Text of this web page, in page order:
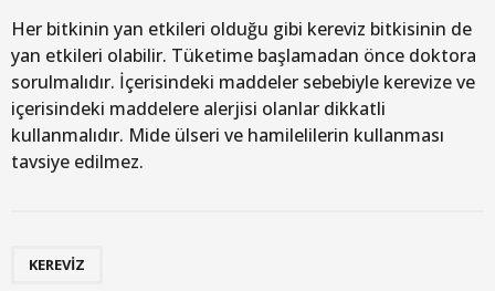
Her bitkinin yan etkileri olduğu gibi kereviz bitkisinin de
yan etkileri olabilir. Tüketime başlamadan önce doktora
sorulmalıdır. İçerisindeki maddeler sebebiyle kerevize ve
içerisindeki maddelere alerjisi olanlar dikkatli
kullanmalıdır. Mide ülseri ve hamilelilerin kullanması
tavsiye edilmez.
KEREVIZ